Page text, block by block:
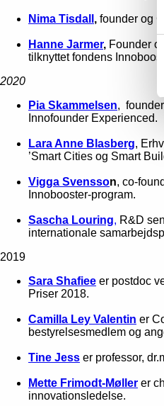
Nima Tisdall , founder og
Hanne Jarmer, Founder
tilknyttet fondens
2020
Pia Skammelsen,
Innofounder Experienced.
Lara Anne Blasberg,
’Smart Cities og Smart
Vigga Svensson, co-
Innobooster-program.
Sascha Louring, R&D
internationale
2019
Sara Shafiee er postdoc
Priser 2018.
Camilla Ley Valentin er
bestyrelsesmedlem og
Tine Jess er professor,
Mette Frimodt-Møller er
innovationsledelse.